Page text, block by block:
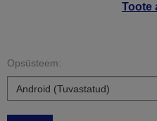
Toote
Opsüsteem: